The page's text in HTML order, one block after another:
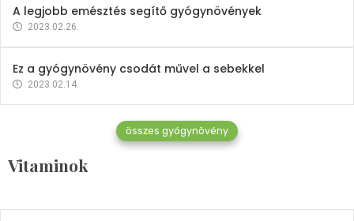
A legjobb emésztés segítő gyógynövények
2023.02.26.
Ez a gyógynövény csodát művel a sebekkel
2023.02.14.
összes gyógynövény
Vitaminok
Vitaminok
Mindent a B-12 vitaminról
2023.02.27.